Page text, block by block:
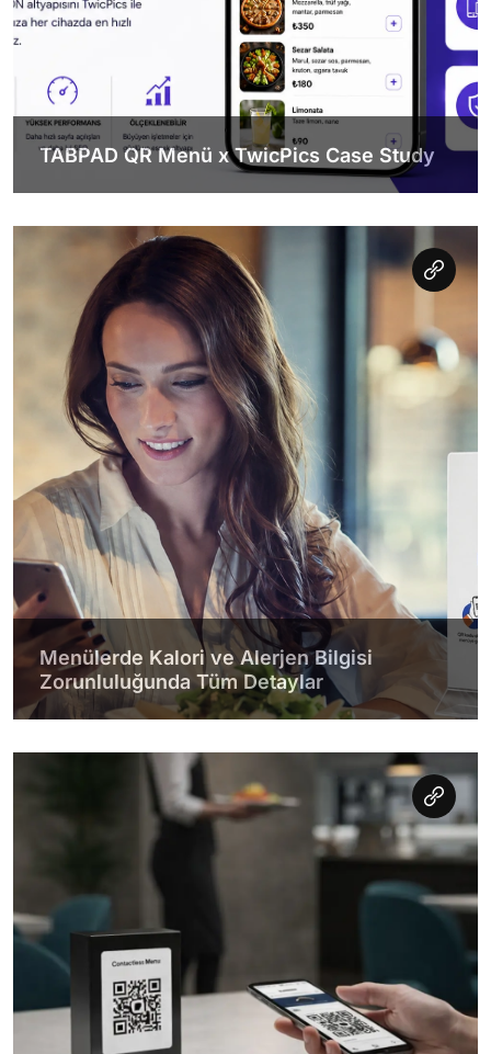
TABPAD QR Menü x TwicPics Case Study
Menülerde Kalori ve Alerjen Bilgisi
Zorunluluğunda Tüm Detaylar